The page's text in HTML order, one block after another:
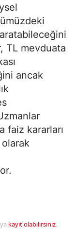
TL mevduata
ancak
faiz kararları
kayıt olabilirsiniz.